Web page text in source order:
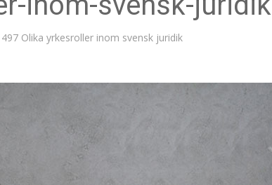
Olika yrkesroller inom svensk juridik